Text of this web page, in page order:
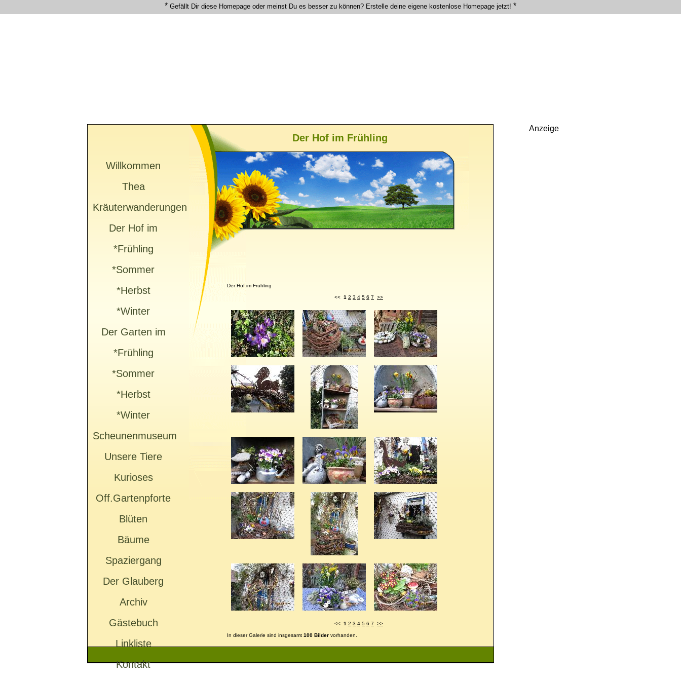
* Gefällt Dir diese Homepage oder meinst Du es besser zu können? Erstelle deine eigene kostenlose Homepage jetzt! *
Willkommen
Thea
Kräuterwanderungen
Der Hof im
*Frühling
*Sommer
*Herbst
*Winter
Der Garten im
*Frühling
*Sommer
*Herbst
*Winter
Scheunenmuseum
Unsere Tiere
Kurioses
Off.Gartenpforte
Blüten
Bäume
Spaziergang
Der Glauberg
Archiv
Gästebuch
Linkliste
Kontakt
Der Hof im Frühling
Der Hof im Frühling
<< 1 2 3 4 5 6 7 >>
<< 1 2 3 4 5 6 7 >>
In dieser Galerie sind insgesamt 100 Bilder vorhanden.
Anzeige